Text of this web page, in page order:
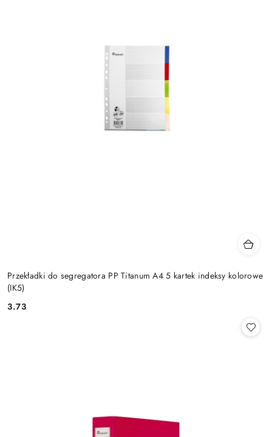
Przekładki do segregatora PP Titanum A4 5 kartek indeksy kolorowe
(IK5)
Cena:
3.73